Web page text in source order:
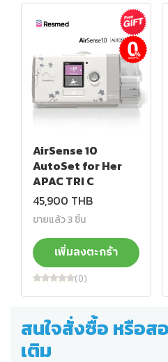
ผ่อนชำระ
AirSense 10
AutoSet for Her
APAC TRI C
45,900 THB
ขายแล้ว 3 ชิ้น
เพิ่มลงตะกร้า
(0)
สนใจสั่งซื้อ หรือส
เติม